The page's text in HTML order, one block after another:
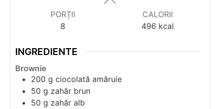
PORȚII
8
CALORII
496 kcal
INGREDIENTE
Brownie
200 g ciocolată amăruie
50 g zahăr brun
50 g zahăr alb